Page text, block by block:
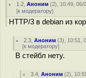
1.2 ,Аноним (2), 10:49, 06/
[к модератору]
HTTP/3 в debian из
2.3 ,Аноним (3), 10:51,
[к модератору]
В стейбл нету.
3.4 ,Аноним (2),